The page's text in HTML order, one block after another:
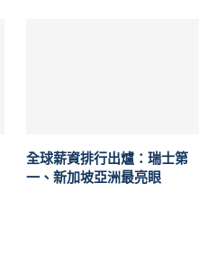
全球薪資排行出爐：瑞士第
一、新加坡亞洲最亮眼